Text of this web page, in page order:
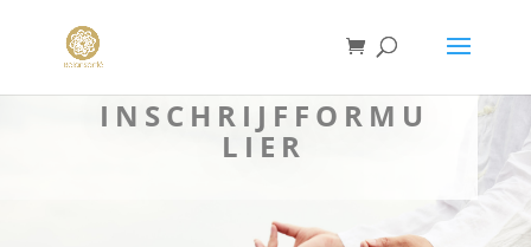
INSCHRIJFFORMU
LIER